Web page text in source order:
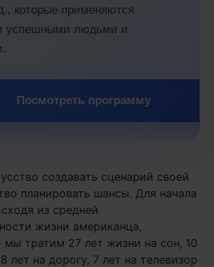
которые применяются
успешными людьми и
Посмотреть программу
создавать сценарий своей
планировать шансы. Для начала
из средней
жизни американца,
мы тратим 27 лет жизни на сон, 10
лет на дорогу, 7 лет на телевизор